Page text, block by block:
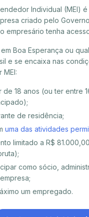
Individual (MEI) é
criado pelo
empresário tenha
Boa Esperança ou
e se encaixa nas
de 18 anos (ou ter entre
de residência;
uma das atividades
limitado a R$
como sócio,
um empregado.